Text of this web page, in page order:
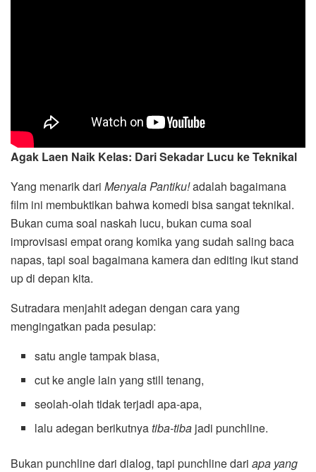
Agak Laen Naik Kelas: Dari Sekadar Lucu ke Teknikal
Yang menarik dari Menyala Pantiku!adalah bagaimana
film ini membuktikan bahwa komedi bisa sangat teknikal.
Bukan cuma soal naskah lucu, bukan cuma soal
improvisasi empat orang komika yang sudah saling baca
napas, tapi soal bagaimana kamera dan editing ikut stand
up di depan kita.
Sutradara menjahit adegan dengan cara yang
mengingatkan pada pesulap:
satu angle tampak biasa,
cut ke angle lain yang still tenang,
seolah-olah tidak terjadi apa-apa,
lalu adegan berikutnyatiba-tiba jadi punchline.
Bukan punchline dari dialog, tapi punchline dari apa yang